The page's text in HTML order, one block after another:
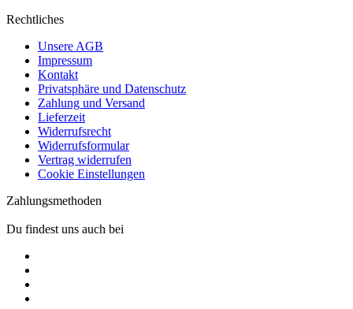
Rechtliches
Unsere AGB
Impressum
Kontakt
Privatsphäre und Datenschutz
Zahlung und Versand
Lieferzeit
Widerrufsrecht
Widerrufsformular
Vertrag widerrufen
Cookie Einstellungen
Zahlungsmethoden
Du findest uns auch bei